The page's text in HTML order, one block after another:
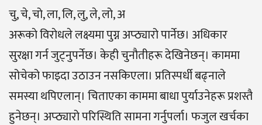
चु, चे, चो, ला, लि, लु, ले, लो, अ
अरूकाे विराेधले लक्ष्यमा पुग्न अप्ठ्यारो पार्नेछ। अधिकार
सुरक्षा गर्न जुट्नुपर्नेछ। केही चुनौतीहरू देखिनेछन्। काममा
सोचेको फाइदा उठाउन नसकिएला। प्रतिस्पर्धी बढ्नाले
समस्या थपिएलान्। चिताएका काममा बाधा पुर्याउनेहरू प्रशस्तै
हुनेछन्। अप्ठ्यारो परिस्थिति सामना गर्नुपर्ला। फजुल खर्चका